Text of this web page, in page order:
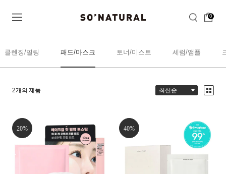
0
클렌징/필링 패드/마스크 토너/미스트 세럼/앰플
2개의 제품
20% 40%